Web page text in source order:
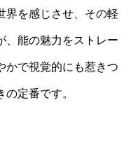
界を感じさせ、その軽
、能の魅力をストレー
かで視覚的にも惹きつ
定番です。